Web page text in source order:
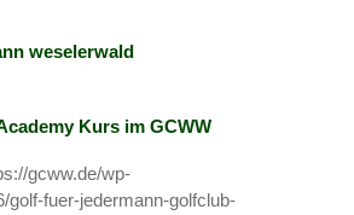
Kurs im GCWW
gcww.de/wp-
golf-fuer-jedermann-golfclub-